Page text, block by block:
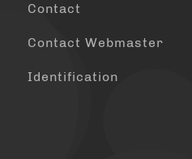
Contact
Contact Webmaster
Identification